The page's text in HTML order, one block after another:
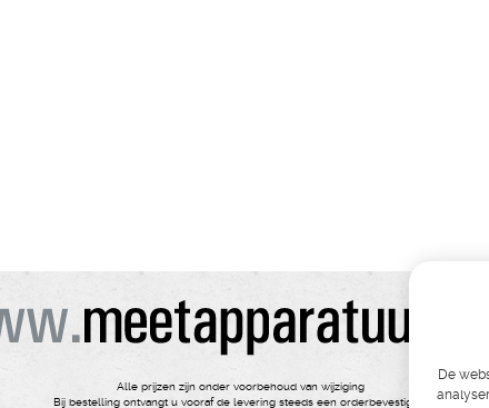
Alle prijzen zijn onder voorbehoud van wijziging
Bij bestelling ontvangt u vooraf de levering steeds een orderbevestiging
De